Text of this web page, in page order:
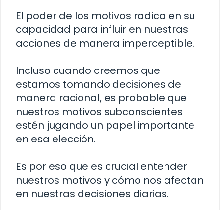
El poder de los motivos radica en su
capacidad para influir en nuestras
acciones de manera imperceptible.
Incluso cuando creemos que
estamos tomando decisiones de
manera racional, es probable que
nuestros motivos subconscientes
estén jugando un papel importante
en esa elección.
Es por eso que es crucial entender
nuestros motivos y cómo nos afectan
en nuestras decisiones diarias.